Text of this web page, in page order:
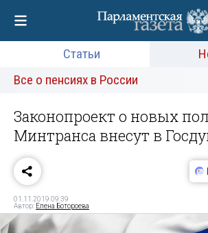
Статьи
Все о пенсиях в России
Законопроект о новых
Минтранса внесут в
01.11.2019 09:39
Автор: Елена Ботороева